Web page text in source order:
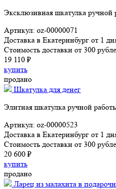
Эксклюзивная шкатулка ручной
Артикул: oz-00000071
Доставка в Екатеринбург от 1
Стоимость доставки от 300
19 110 ₽
купить
продано
Шкатулка для денег
Элитная шкатулка ручной
Артикул: oz-00000523
Доставка в Екатеринбург от 1
Стоимость доставки от 300
20 600 ₽
купить
продано
Ларец из малахита в